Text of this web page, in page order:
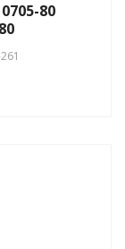
80